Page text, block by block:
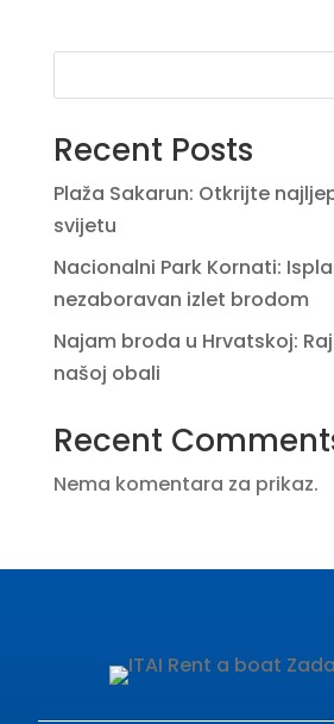
Recent Posts
Plaža Sakarun: Otkrijte
svijetu
Nacionalni Park Kornati:
nezaboravan izlet brodom
Najam broda u Hrvatskoj:
našoj obali
Recent
Nema komentara za prikaz.